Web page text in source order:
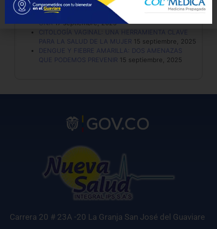
CONVOCATORIA PUBLICA
6 octubre, 2025
VACUNA HEXAVALENTE: SEIS PROTECCIONES EN
UNA 17 septiembre, 2025
CITOLOGÍA VAGINAL: UNA HERRAMIENTA CLAVE
PARA LA SALUD DE LA MUJER 15 septiembre, 2025
DENGUE Y FIEBRE AMARILLA: DOS AMENAZAS
QUE PODEMOS PREVENIR 15 septiembre, 2025
Carrera 20 # 23A -20 La Granja San José del Guaviare